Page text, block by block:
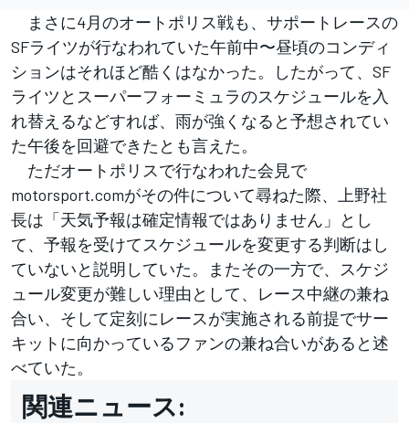
まさに4月のオートポリス戦も、サポートレースの
SFライツが行なわれていた午前中〜昼頃のコンディ
ションはそれほど酷くはなかった。したがって、SF
ライツとスーパーフォーミュラのスケジュールを入
れ替えるなどすれば、雨が強くなると予想されてい
た午後を回避できたとも言えた。
ただオートポリスで行なわれた会見で
motorsport.comがその件について尋ねた際、上野社
長は「天気予報は確定情報ではありません」とし
て、予報を受けてスケジュールを変更する判断はし
ていないと説明していた。またその一方で、スケジ
ュール変更が難しい理由として、レース中継の兼ね
合い、そして定刻にレースが実施される前提でサー
キットに向かっているファンの兼ね合いがあると述
べていた。
関連ニュース: